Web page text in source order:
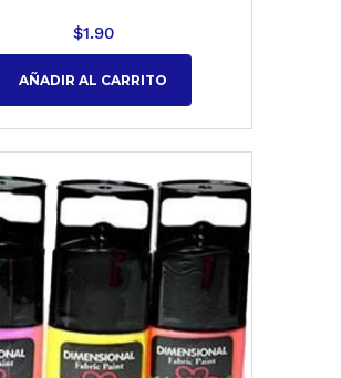
$1.90
AÑADIR AL CARRITO